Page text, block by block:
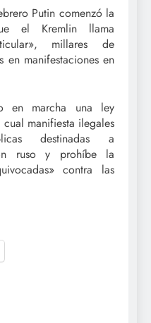
Putin comenzó la
el Kremlin llama
millares de
en manifestaciones en
en marcha una ley
manifiesta ilegales
destinadas a
ruso y prohíbe la
contra las